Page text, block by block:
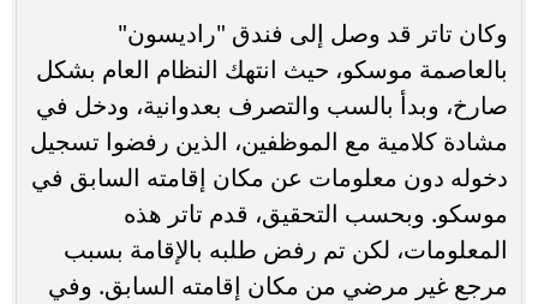
وكان تاتر قد وصل إلى فندق "راديسون"
بالعاصمة موسكو، حيث انتهك النظام العام بشكل
صارخ، وبدأ بالسب والتصرف بعدوانية، ودخل في
مشادة كلامية مع الموظفين، الذين رفضوا تسجيل
دخوله دون معلومات عن مكان إقامته السابق في
موسكو. وبحسب التحقيق، قدم تاتر هذه
المعلومات، لكن تم رفض طلبه بالإقامة بسبب
مرجع غير مرضي من مكان إقامته السابق. وفي